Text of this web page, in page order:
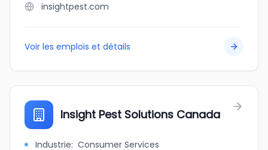
insightpest.com
Voir les emplois et détails
Insight Pest Solutions Canada
Industrie: Consumer Services